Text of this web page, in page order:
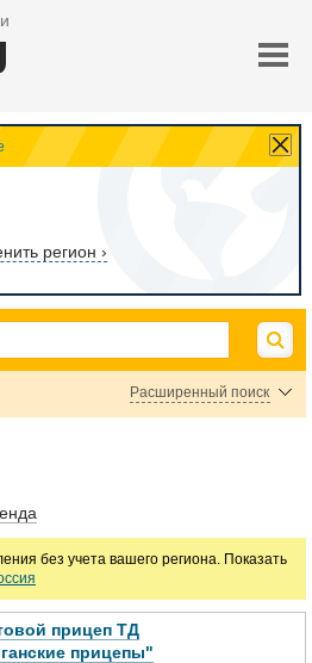
регион ›
Расширенный поиск
без учета вашего региона. Показать
прицеп ТД
прицепы"